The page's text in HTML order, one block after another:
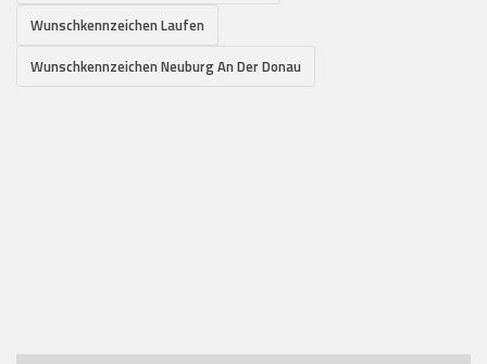
Wunschkennzeichen Laufen
Wunschkennzeichen Neuburg An Der Donau